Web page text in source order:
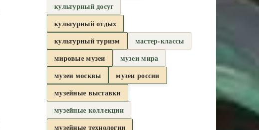
культурный досуг
культурный отдых
культурный туризм
мастер-классы
мировые музеи
музеи мира
музеи москвы
музеи россии
музейные выставки
музейные коллекции
музейные технологии